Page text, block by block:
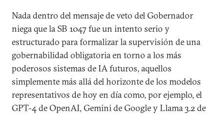
Nada dentro del mensaje de veto del Gobernador
niega que la SB 1047 fue un intento serio y
estructurado para formalizar la supervisión de una
gobernabilidad obligatoria en torno a los más
poderosos sistemas de IA futuros, aquellos
simplemente más allá del horizonte de los modelos
representativos de hoy en día como, por ejemplo, el
GPT-4 de OpenAI, Gemini de Google y Llama 3.2 de